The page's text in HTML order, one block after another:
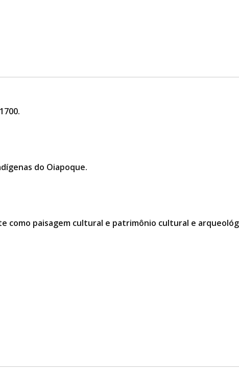
do Oiapoque.
como paisagem cultural e patrimônio cultural e